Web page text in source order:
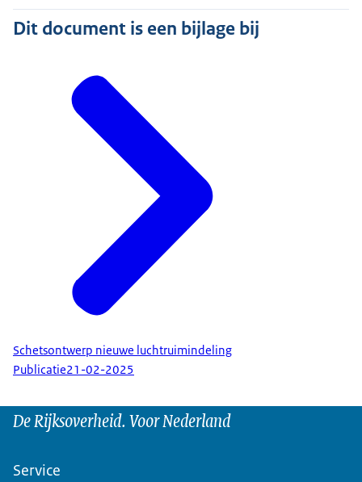
Dit document is een bijlage bij
Schetsontwerp nieuwe luchtruimindeling
Publicatie21-02-2025
De Rijksoverheid. Voor Nederland
Service